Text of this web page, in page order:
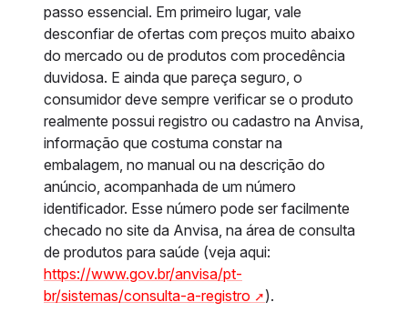
passo essencial. Em primeiro lugar, vale
desconfiar de ofertas com preços muito abaixo
do mercado ou de produtos com procedência
duvidosa. E ainda que pareça seguro, o
consumidor deve sempre verificar se o produto
realmente possui registro ou cadastro na Anvisa,
informação que costuma constar na
embalagem, no manual ou na descrição do
anúncio, acompanhada de um número
identificador. Esse número pode ser facilmente
checado no site da Anvisa, na área de consulta
de produtos para saúde (veja aqui:
https://www.gov.br/anvisa/pt-
br/sistemas/consulta-a-registro
).